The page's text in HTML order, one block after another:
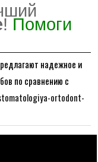
! Помоги
надежное и
по сравнению с
ortodont-